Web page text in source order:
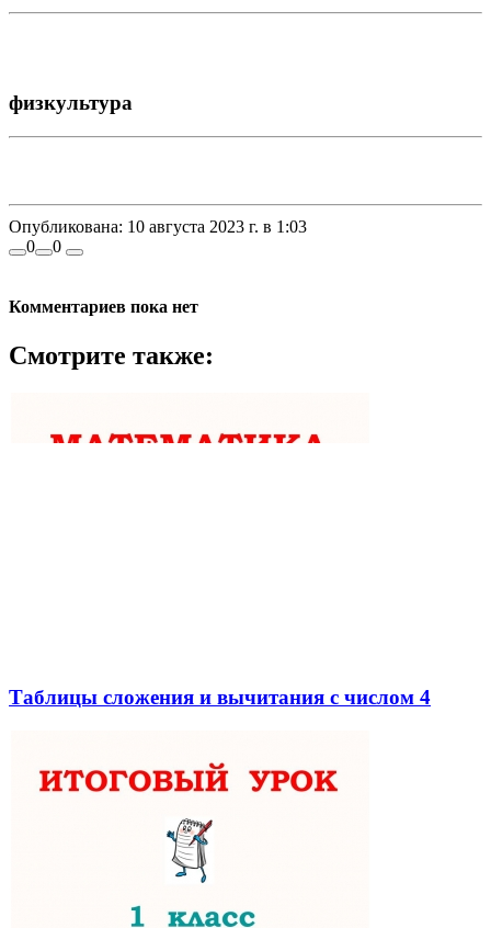
физкультура
Опубликована: 10 августа 2023 г. в 1:03
0
0
Комментариев пока нет
Смотрите также:
Таблицы сложения и вычитания с числом 4